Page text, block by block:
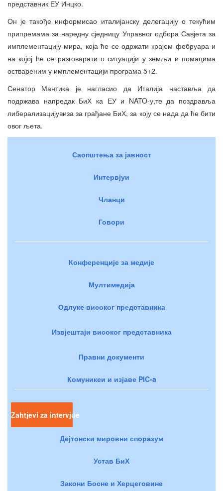
представник ЕУ Инцко.
Он је такође информисао италијанску делегацију о текућим
припремама за наредну сједницу Управног одбора Савјета за
имплементацију мира, која ће се одржати крајем фебруара и
на којој ће се разговарати о ситуацији у земљи и помацима
оствареним у имплементацији програма 5+2.
Сенатор Мантика је нагласио да Италија наставља да
подржава напредак БиХ ка ЕУ и NATO-у,те да поздравља
либерализацијувиза за грађане БиХ, за коју се нада да ће бити
овог љета.
Саопштења за јавност
Интервјуи
Чланци
Говори
Конференције за медије
Мултимедија
Одлуке високог представника
Извјештаји високог представника
Правни документи
Комуникеи и изјаве PIC-a
Zahtjevi za intervjue
Дејтонски мировни споразум
Устав БиХ
Закони Босне и Херцеговине